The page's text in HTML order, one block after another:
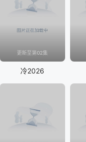
更新至第02集
冷2026